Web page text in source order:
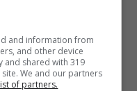
invece
per
and information from
and other device
and shared with 319
We and our partners
of partners.